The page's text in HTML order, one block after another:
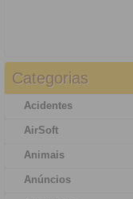
Categorias
Acidentes
AirSoft
Animais
Anúncios